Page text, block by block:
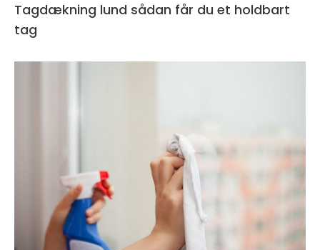
Tagdækning lund sådan får du et holdbart
tag